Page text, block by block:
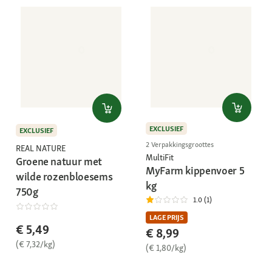
EXCLUSIEF
REAL NATURE
Groene natuur met
wilde rozenbloesems
750g
€ 5,49
(€ 7,32/kg)
EXCLUSIEF
2 Verpakkingsgroottes
MultiFit
MyFarm kippenvoer 5
kg
1.0 (1)
LAGE PRIJS
€ 8,99
(€ 1,80/kg)